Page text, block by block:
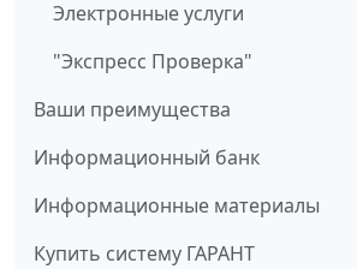
Электронные услуги
"Экспресс Проверка"
Ваши преимущества
Информационный банк
Информационные материалы
Купить систему ГАРАНТ